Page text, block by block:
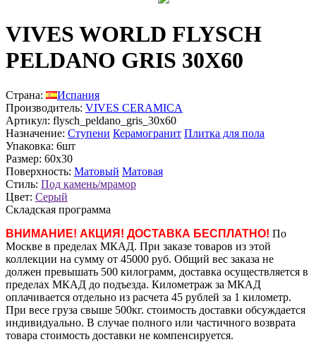
VIVES WORLD FLYSCH
PELDANO GRIS 30X60
Страна:
Испания
Производитель: VIVES CERAMICA
Артикул: flysch_peldano_gris_30x60
Назначение: Ступени Керамогранит Плитка для пола
Упаковка: 6шт
Размер: 60x30
Поверхность: Матовый Матовая
Стиль: Под камень/мрамор
Цвет: Серый
Складская программа
ВНИМАНИЕ! АКЦИЯ! ДОСТАВКА БЕСПЛАТНО! По
Москве в пределах МКАД. При заказе товаров из этой
коллекции на сумму от 45000 руб. Общий вес заказа не
должен превышать 500 килограмм, доставка осуществляется в
пределах МКАД до подъезда. Километраж за МКАД
оплачивается отдельно из расчета 45 рублей за 1 километр.
При весе груза свыше 500кг. стоимость доставки обсуждается
индивидуально. В случае полного или частичного возврата
товара стоимость доставки не компенсируется.